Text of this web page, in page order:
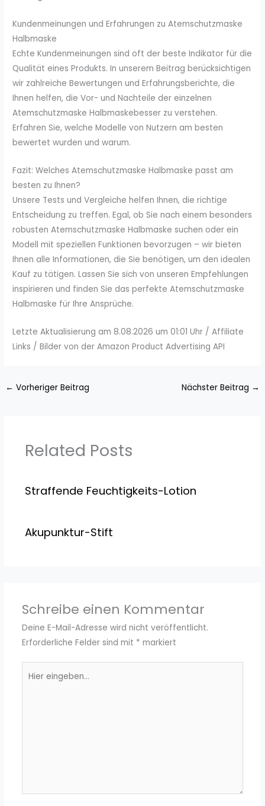
Kundenmeinungen und Erfahrungen zu Atemschutzmaske
Halbmaske
Echte Kundenmeinungen sind oft der beste Indikator für die
Qualität eines Produkts. In unserem Beitrag berücksichtigen
wir zahlreiche Bewertungen und Erfahrungsberichte, die
Ihnen helfen, die Vor- und Nachteile der einzelnen
Atemschutzmaske Halbmaskebesser zu verstehen.
Erfahren Sie, welche Modelle von Nutzern am besten
bewertet wurden und warum.
Fazit: Welches Atemschutzmaske Halbmaske passt am
besten zu Ihnen?
Unsere Tests und Vergleiche helfen Ihnen, die richtige
Entscheidung zu treffen. Egal, ob Sie nach einem besonders
robusten Atemschutzmaske Halbmaske suchen oder ein
Modell mit speziellen Funktionen bevorzugen – wir bieten
Ihnen alle Informationen, die Sie benötigen, um den idealen
Kauf zu tätigen. Lassen Sie sich von unseren Empfehlungen
inspirieren und finden Sie das perfekte Atemschutzmaske
Halbmaske für Ihre Ansprüche.
Letzte Aktualisierung am 8.08.2026 um 01:01 Uhr / Affiliate
Links / Bilder von der Amazon Product Advertising API
← Vorheriger Beitrag Nächster Beitrag →
Related Posts
Straffende Feuchtigkeits-Lotion
Akupunktur-Stift
Schreibe einen Kommentar
Deine E-Mail-Adresse wird nicht veröffentlicht.
Erforderliche Felder sind mit * markiert
eingeben…